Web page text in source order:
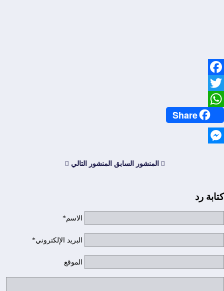
Facebook
Twitter
WhatsApp
Share
المنشور السابق المنشور التالي
كتابة رد
الاسم*
البريد الإلكتروني*
الموقع